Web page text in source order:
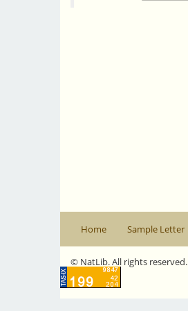
Home Sample Letter
© NatLib. All rights reserved.